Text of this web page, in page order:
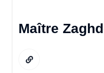
Maître